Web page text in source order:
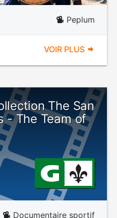
Peplum
VOIR PLUS
The San
- The Team of
Documentaire sportif